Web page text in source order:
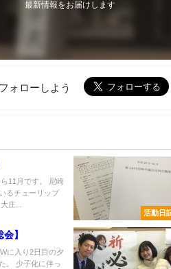
最新情報をお届けします
ォローしよう
11月です。 尼崎
るチューリップ
庄...
活動日
】
に入り2日目の夕
。 少子化に伴っ